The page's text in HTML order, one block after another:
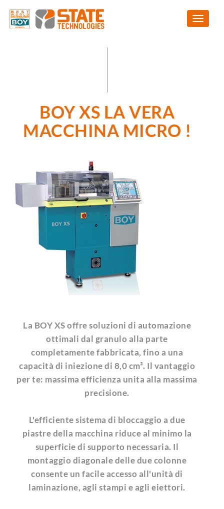
BOY XS LA VERA
MACCHINA MICRO !
La BOY XS offre soluzioni di automazione
ottimali dal granulo alla parte
completamente fabbricata, fino a una
capacità di iniezione di 8,0 cm³. Il vantaggio
per te: massima efficienza unita alla massima
precisione.
L'efficiente sistema di bloccaggio a due
piastre della macchina riduce al minimo la
superficie di supporto necessaria. Il
montaggio diagonale delle due colonne
consente un facile accesso all'unità di
laminazione, agli stampi e agli eiettori.